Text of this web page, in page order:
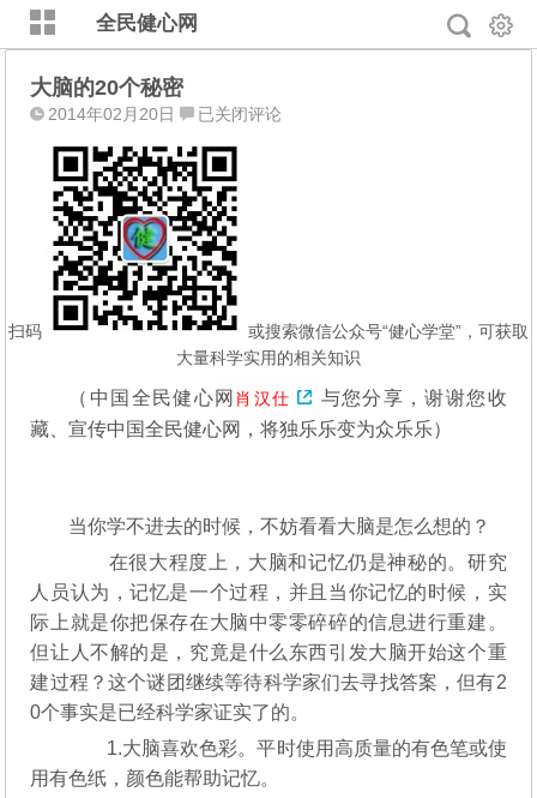
全民健心网
大脑的20个秘密
2014年02月20日
大
的
20
个
秘
密
已关闭评论
扫码
或搜索微信公众号“健心学堂”，可获取
大量科学实用的相关知识
（ 中国全民健心网 肖汉仕
与您分享，谢谢您收
藏、宣传中国全民健心网，将独乐乐变为众乐乐）
当你学不进去的时候，不妨看看大脑是怎么想的？
在很大程度上，大脑和记忆仍是神秘的。研究
人员认为，记忆是一个过程，并且当你记忆的时候，实
际上就是你把保存在大脑中零零碎碎的信息进行重建。
但让人不解的是，究竟是什么东西引发大脑开始这个重
建过程？这个谜团继续等待科学家们去寻找答案，但有2
0个事实是已经科学家证实了的。
1.大脑喜欢色彩。平时使用高质量的有色笔或使
用有色纸，颜色能帮助记忆。